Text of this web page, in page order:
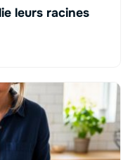
leurs racines